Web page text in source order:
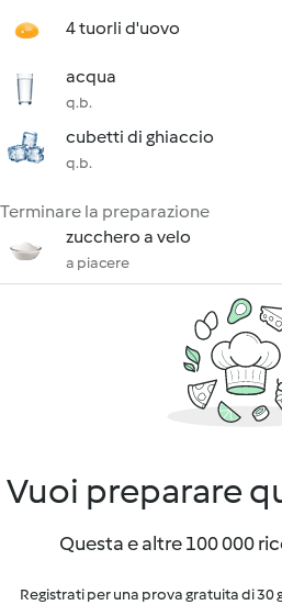
4 tuorli d'uovo
acqua
q.b.
cubetti di ghiaccio
q.b.
Terminare la preparazione
zucchero a velo
a piacere
Vuoi preparare
Questa e altre 100 000
Registrati per una prova gratuita di